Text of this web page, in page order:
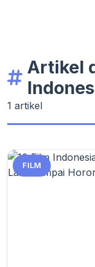
Artikel
1 artikel
FILM